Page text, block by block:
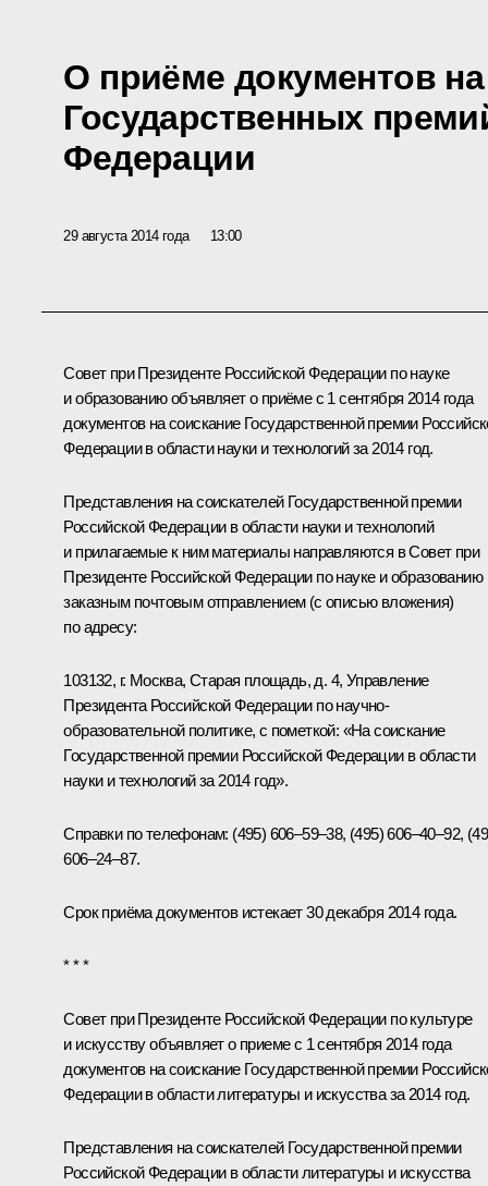
О приёме документов
Государственных
Федерации
29 августа 2014 года 13:00
Совет при Президенте Российской Федерации по науке
и образованию объявляет о приёме с 1 сентября 2014 года
документов на соискание Государственной премии
Федерации в области науки и технологий за 2014 год.
Представления на соискателей Государственной премии
Российской Федерации в области науки и технологий
и прилагаемые к ним материалы направляются в Совет при
Президенте Российской Федерации по науке и образованию
заказным почтовым отправлением (с описью вложения)
по адресу:
103132, г. Москва, Старая площадь, д. 4, Управление
Президента Российской Федерации по научно-
образовательной политике, с пометкой: «На соискание
Государственной премии Российской Федерации в области
науки и технологий за 2014 год».
Справки по телефонам: (495) 606–59–38, (495) 606–40–92,
606–24–87.
Срок приёма документов истекает 30 декабря 2014 года.
* * *
Совет при Президенте Российской Федерации по культуре
и искусству объявляет о приеме с 1 сентября 2014 года
документов на соискание Государственной премии
Федерации в области литературы и искусства за 2014 год.
Представления на соискателей Государственной премии
Российской Федерации в области литературы и искусства